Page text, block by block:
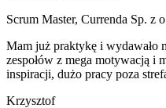
Scrum Master, Currenda Sp. z
Mam już praktykę i wydawało
zespołów z mega motywacją i
inspiracji, dużo pracy poza
Krzysztof